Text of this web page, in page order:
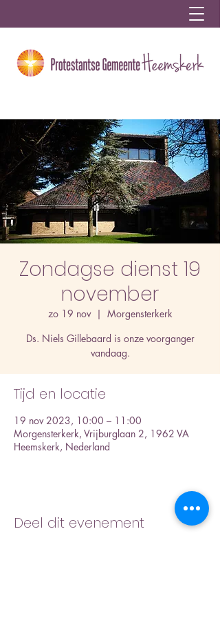
Zondagse dienst 19
november
zo 19 nov
  |
Morgensterkerk
Ds. Niels Gillebaard is onze voorganger
vandaag.
Tijd en locatie
19 nov 2023, 10:00 – 11:00
Morgensterkerk, Vrijburglaan 2, 1962 VA
Heemskerk, Nederland
Deel dit evenement